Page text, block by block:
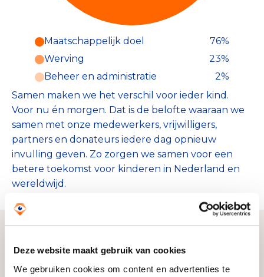
Deze website maakt gebruik van cookies
We gebruiken cookies om content en advertenties te
Maatschappelijk doel
76%
Werving
23%
Beheer en administratie
2%
Samen maken we het verschil voor ieder kind.
Voor nu én morgen. Dat is de belofte waaraan we
samen met onze medewerkers, vrijwilligers,
partners en donateurs iedere dag opnieuw
invulling geven. Zo zorgen we samen voor een
betere toekomst voor kinderen in Nederland en
wereldwijd.
Zo bereiken we ons doel